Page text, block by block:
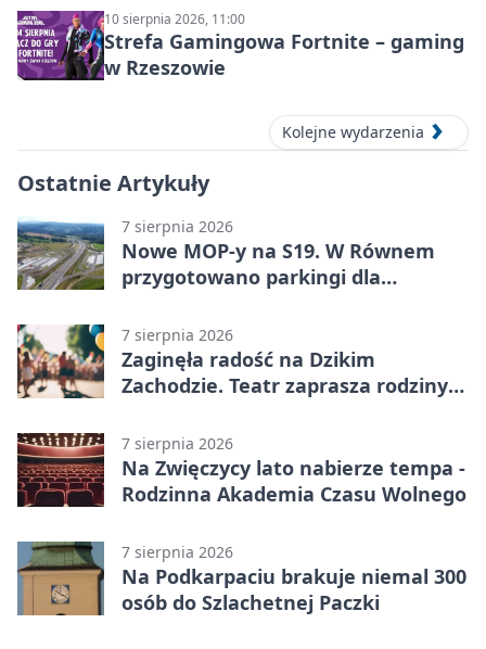
10 sierpnia 2026, 11:00
Strefa Gamingowa Fortnite – gaming
w Rzeszowie
Kolejne wydarzenia
Ostatnie Artykuły
7 sierpnia 2026
Nowe MOP-y na S19. W Równem
przygotowano parkingi dla
7 sierpnia 2026
Zaginęła radość na Dzikim
Zachodzie. Teatr zaprasza rodziny
7 sierpnia 2026
Na Zwięczycy lato nabierze tempa -
Rodzinna Akademia Czasu Wolnego
7 sierpnia 2026
Na Podkarpaciu brakuje niemal 300
osób do Szlachetnej Paczki